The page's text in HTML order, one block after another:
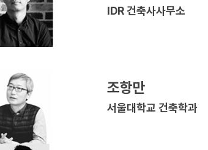
IDR 건축사사무소
조항만
서울대학교 건축학과